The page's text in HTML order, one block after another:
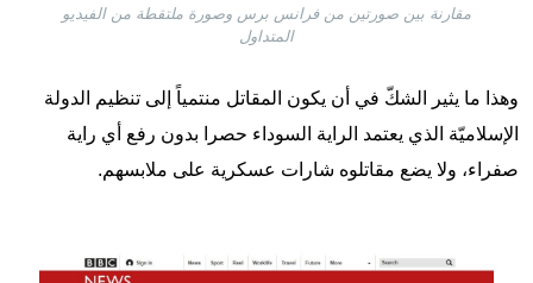
مقارنة بين صورتين من فرانس برس وصورة ملتقطة من الفيديو
المتداول
وهذا ما يثير الشكّ في أن يكون المقاتل منتمياً إلى تنظيم الدولة
الإسلاميّة الذي يعتمد الراية السوداء حصرا بدون رفع أي راية
صفراء، ولا يضع مقاتلوه شارات عسكرية على ملابسهم.